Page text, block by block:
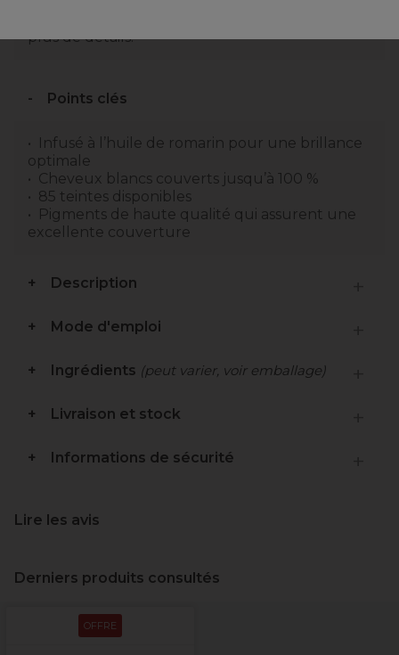
plus de détails.
Points clés
Infusé à l’huile de romarin pour une brillance
optimale
Cheveux blancs couverts jusqu’à 100 %
85 teintes disponibles
Pigments de haute qualité qui assurent une
excellente couverture
Description
Mode d'emploi
Ingrédients (peut varier, voir emballage)
Livraison et stock
Informations de sécurité
Lire les avis
Derniers produits consultés
OFFRE